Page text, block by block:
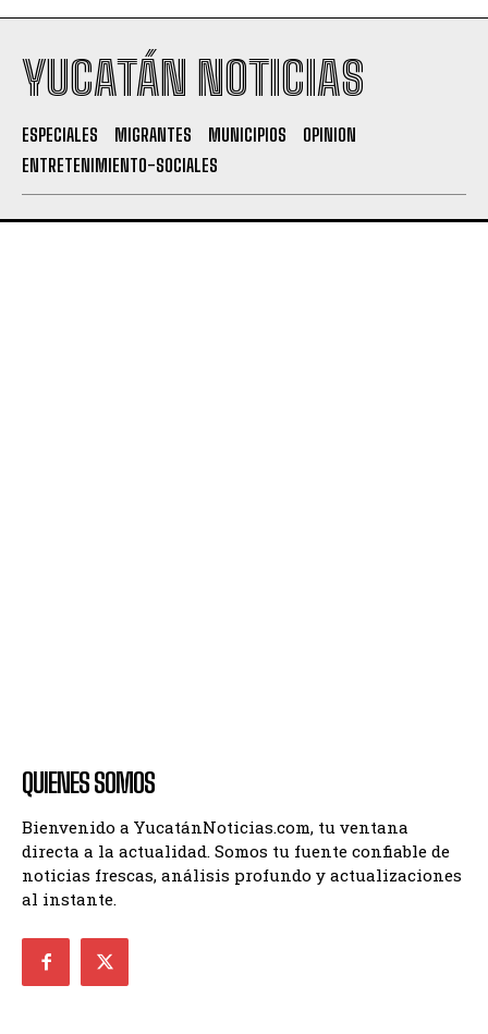
YUCATÁN NOTICIAS
ESPECIALES MIGRANTES MUNICIPIOS
OPINION
ENTRETENIMIENTO-SOCIALES
QUIENES SOMOS
Bienvenido a YucatánNoticias.com, tu ventana
directa a la actualidad. Somos tu fuente confiable de
noticias frescas, análisis profundo y actualizaciones
al instante.